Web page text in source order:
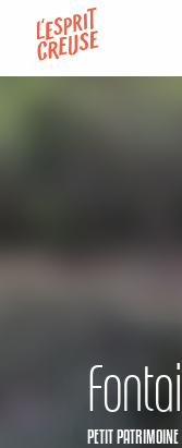
contenu
PETIT PATRIMOINE